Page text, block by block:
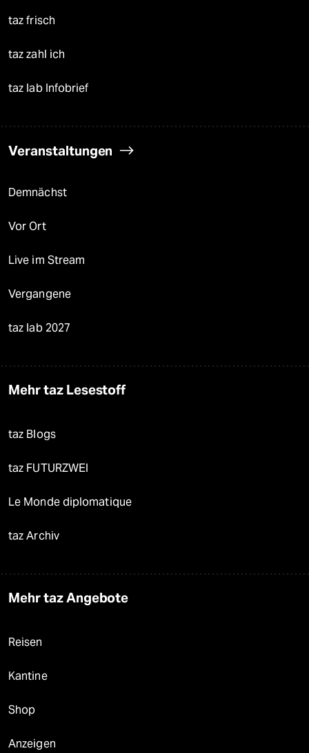
taz frisch
taz zahl ich
taz lab Infobrief
Veranstaltungen
Demnächst
Vor Ort
Live im Stream
Vergangene
taz lab 2027
Mehr taz Lesestoff
taz Blogs
taz FUTURZWEI
Le Monde diplomatique
taz Archiv
Mehr taz Angebote
Reisen
Kantine
Shop
Anzeigen